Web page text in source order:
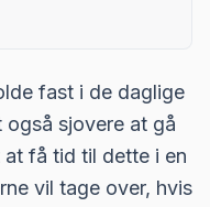
fast i de daglige
også sjovere at gå
få tid til dette i en
vil tage over, hvis